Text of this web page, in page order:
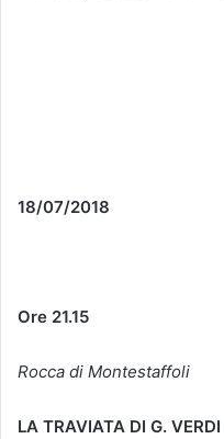
18/07/2018
Ore 21.15
Rocca di Montestaffoli
LA TRAVIATA DI G. VERDI